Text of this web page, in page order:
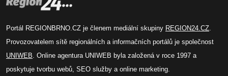
Portál REGIONBRNO.CZ je členem mediální skupiny REGION24.CZ.
Provozovatelem sítě regionálních a informačních portálů je společnost
UNIWEB. Online agentura UNIWEB byla založená v roce 1997 a
poskytuje tvorbu webů, SEO služby a online marketing.